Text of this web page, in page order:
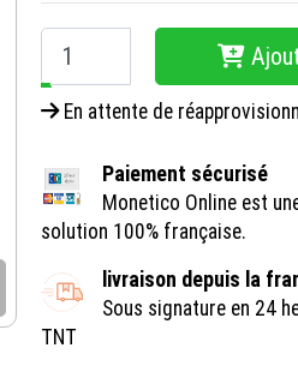
−
En attente de
Paiement sécurisé
Monetico Online est
solution 100% française.
livraison depuis la
Sous signature en 24
TNT